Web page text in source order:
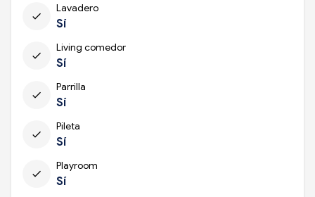
check
Lavadero
Sí
check
Living comedor
Sí
check
Parrilla
Sí
check
Pileta
Sí
check
Playroom
Sí